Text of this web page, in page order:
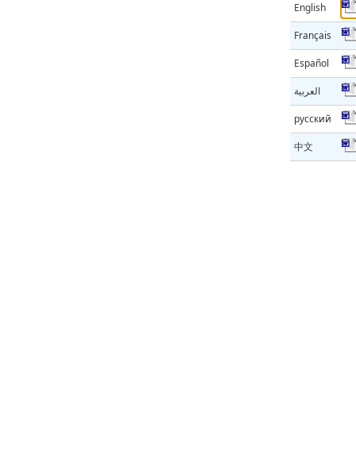
English
Français
Español
العربية
русский
中文